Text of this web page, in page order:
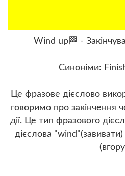
Wind up🏁 -
Синоніми:
Це фразове дієслово
говоримо про закінчення
дії. Це тип фразового
дієслова